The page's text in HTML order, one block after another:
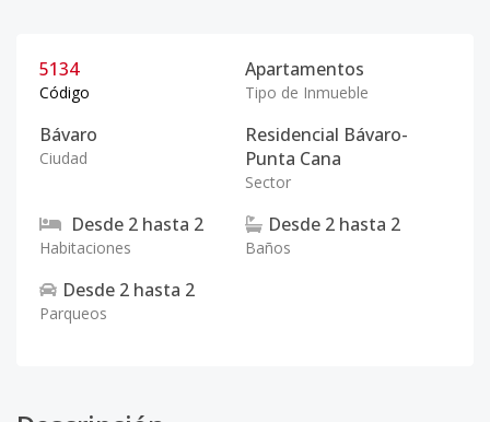
5134
Código
Apartamentos
Tipo de Inmueble
Bávaro
Ciudad
Residencial Bávaro-
Punta Cana
Sector
Desde 2 hasta 2
Habitaciones
Desde 2 hasta 2
Baños
Desde 2 hasta 2
Parqueos